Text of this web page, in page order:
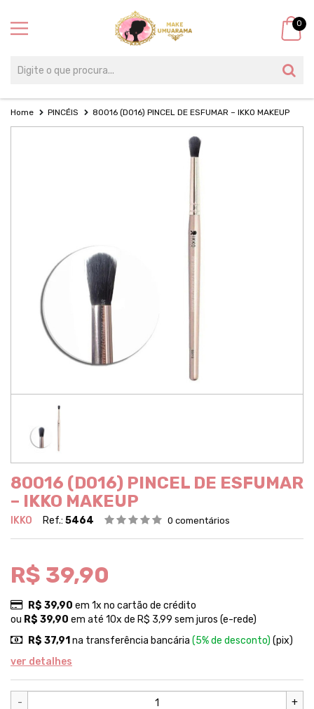
0
Home PINCÉIS 80016 (D016) PINCEL DE ESFUMAR – IKKO MAKEUP
80016 (D016) PINCEL DE ESFUMAR
– IKKO MAKEUP
IKKO Ref.: 5464 0 comentários
R$ 39,90
R$ 39,90 em 1x no cartão de crédito
ou R$ 39,90 em até 10x de R$ 3,99 sem juros (e-rede)
R$ 37,91 na transferência bancária (5% de desconto) (pix)
ver detalhes
- +